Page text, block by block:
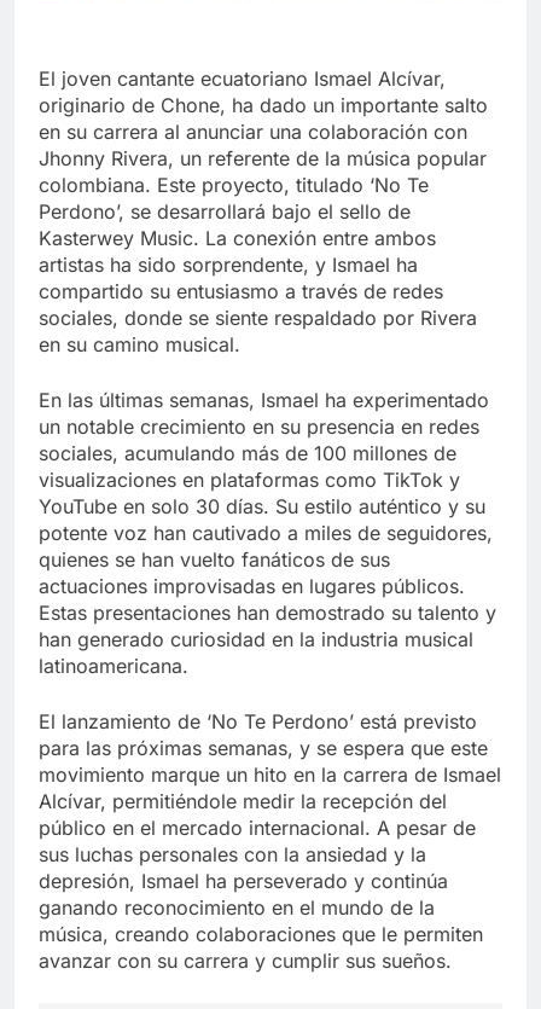
El joven cantante ecuatoriano Ismael Alcívar,
originario de Chone, ha dado un importante salto
en su carrera al anunciar una colaboración con
Jhonny Rivera, un referente de la música popular
colombiana. Este proyecto, titulado ‘No Te
Perdono’, se desarrollará bajo el sello de
Kasterwey Music. La conexión entre ambos
artistas ha sido sorprendente, y Ismael ha
compartido su entusiasmo a través de redes
sociales, donde se siente respaldado por Rivera
en su camino musical.
En las últimas semanas, Ismael ha experimentado
un notable crecimiento en su presencia en redes
sociales, acumulando más de 100 millones de
visualizaciones en plataformas como TikTok y
YouTube en solo 30 días. Su estilo auténtico y su
potente voz han cautivado a miles de seguidores,
quienes se han vuelto fanáticos de sus
actuaciones improvisadas en lugares públicos.
Estas presentaciones han demostrado su talento y
han generado curiosidad en la industria musical
latinoamericana.
El lanzamiento de ‘No Te Perdono’ está previsto
para las próximas semanas, y se espera que este
movimiento marque un hito en la carrera de Ismael
Alcívar, permitiéndole medir la recepción del
público en el mercado internacional. A pesar de
sus luchas personales con la ansiedad y la
depresión, Ismael ha perseverado y continúa
ganando reconocimiento en el mundo de la
música, creando colaboraciones que le permiten
avanzar con su carrera y cumplir sus sueños.